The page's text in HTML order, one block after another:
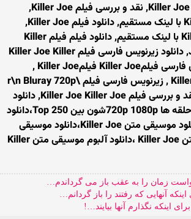
کلمات کليدي : فیلم Killer Joe, نقد و بررسی فیلم Killer Joe,
دانلود فیلمKiller Joe با لینک مستقیم, دانلود فیلم Killer Joe,
دانلود فیلم Killer Joe با لینک مستقیم, دانلود فیلم فیلم Killer
Joe the Ring 2001, دانلود زیرنویس فارسی فیلم Killer Joe Killer
Joe, دانلود زیرنویس فارسی فیلمKiller Joe فیلمKiller Joe ,
زیرنویس فیلم Killer Joe , زیرنویس فارسی فیلم \r\n Bluray 720p
, فیلم Killer Joe, نقد و بررسی فیلم Killer Joe Killer Joe, دانلود
فیلم کالکشن ارباب حلقه ها 720p 1080pشون بین Top 250،دانلود
آلبوم Killer Joe دانلود موسیقی متن Killer Joe،دانلود موسیقی
Killer Joe،دانلود متن Killer Joe ،دانلود آلبوم موسیقی متن Killer
زمان را به عقب باز می گرداندم…
اینکه آنهایی که رفتند را باز گردانم…
برای اینکه نگذارم آنها بیایند…!